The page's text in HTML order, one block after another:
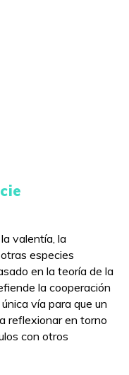
valentía, la
especies
en la teoría de la
la cooperación
vía para que un
reflexionar en torno
con otros